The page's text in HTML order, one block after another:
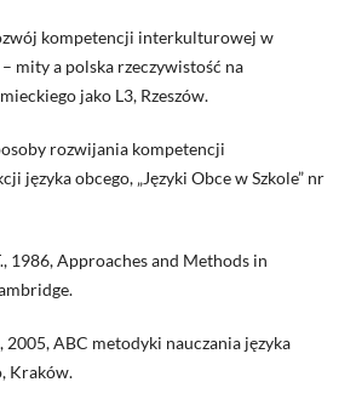
kompetencji interkulturowej w
mity a polska rzeczywistość na
jako L3, Rzeszów.
rozwijania kompetencji
języka obcego, „Języki Obce w Szkole” nr
1986, Approaches and Methods in
2005, ABC metodyki nauczania języka
Kraków.